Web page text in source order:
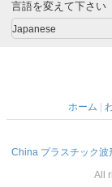
言語を変えて下さい
Japanese
ホーム
China プラスチック波
All